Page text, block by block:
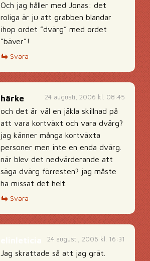
Och jag håller med Jonas: det
roliga är ju att grabben blandar
ihop ordet ”dvärg” med ordet
”bäver”!
Svara
24 augusti, 2006 kl. 08:45
härke
och det är väl en jäkla skillnad på
att vara kortväxt och vara dvärg?
jag känner många kortväxta
personer men inte en enda dvärg.
när blev det nedvärderande att
säga dvärg förresten? jag måste
ha missat det helt.
Svara
24 augusti, 2006 kl. 16:31
Jag skrattade så att jag grät.